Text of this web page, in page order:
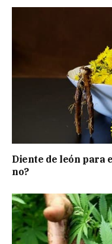
Diente de león para
no?